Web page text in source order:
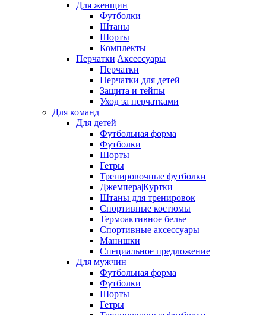
Для женщин
Футболки
Штаны
Шорты
Комплекты
Перчатки|Аксессуары
Перчатки
Перчатки для детей
Защита и тейпы
Уход за перчатками
Для команд
Для детей
Футбольная форма
Футболки
Шорты
Гетры
Тренировочные футболки
Джемпера|Куртки
Штаны для тренировок
Спортивные костюмы
Термоактивное белье
Спортивные аксессуары
Манишки
Специальное предложение
Для мужчин
Футбольная форма
Футболки
Шорты
Гетры